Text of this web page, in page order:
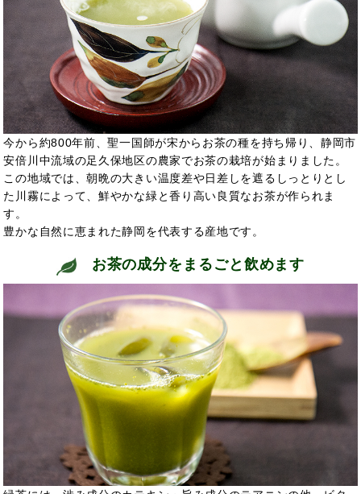
今から約800年前、聖一国師が宋からお茶の種を持ち帰り、静岡市
安倍川中流域の足久保地区の農家でお茶の栽培が始まりました。
この地域では、朝晩の大きい温度差や日差しを遮るしっとりとし
た川霧によって、鮮やかな緑と香り高い良質なお茶が作られま
す。
豊かな自然に恵まれた静岡を代表する産地です。
お茶の成分をまるごと飲めます